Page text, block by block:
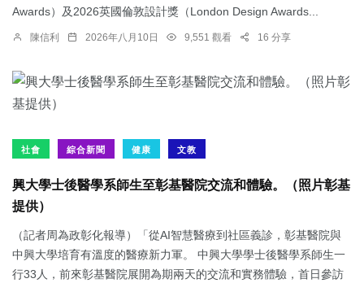
Awards）及2026英國倫敦設計獎（London Design Awards...
陳信利 2026年八月10日 9,551 觀看 16 分享
社會 綜合新聞 健康 文教
興大學士後醫學系師生至彰基醫院交流和體驗。（照片彰基
提供）
（記者周為政彰化報導）「從AI智慧醫療到社區義診，彰基醫院與
中興大學培育有溫度的醫療新力軍。 中興大學學士後醫學系師生一
行33人，前來彰基醫院展開為期兩天的交流和實務體驗，首日參訪